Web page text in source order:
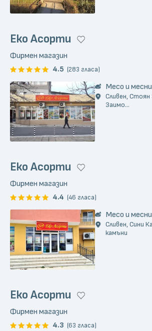
Еко Асорти
Фирмен магазин
4.5 (283 гласа)
Месо и
Сливен,
Заимо...
Еко Асорти
Фирмен магазин
4.4 (46 гласа)
Месо и
Сливен, Сини
камъни
Eко Aсорти
Фирмен магазин
4.3 (63 гласа)